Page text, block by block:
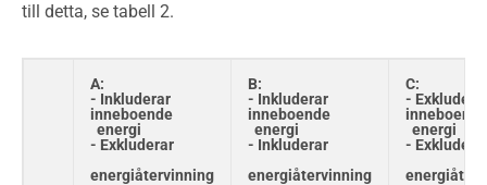
till detta, se tabell 2.
A:
- Inkluderar
inneboende
energi
- Exkluderar
energiåtervinning
B:
- Inkluderar
inneboende
energi
- Inkluderar
energiåtervinning
C:
-
inneboende
energi
-